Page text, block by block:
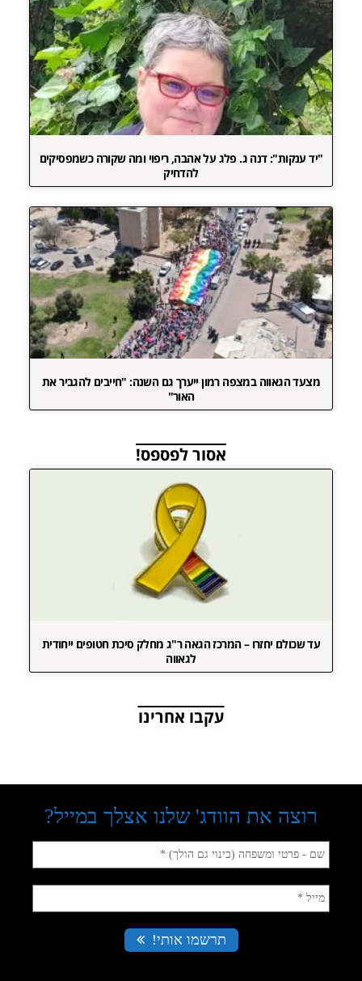
"יד ענקות": דנה ג. פלג על אהבה, ריפוי ומה שקורה כשמפסיקים
להדחיק
מצעד הגאווה במצפה רמון ייערך גם השנה: "חייבים להגביר את
האור"
אסור לפספס!
עד שכולם יחזרו – המרכז הגאה ר"ג מחלק סיכת חטופים ייחודית
לגאווה
עקבו אחרינו